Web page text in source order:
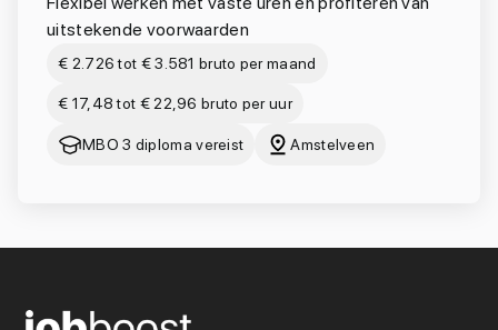
uitstekende voorwaarden
€ 2.726 tot € 3.581 bruto per maand
€ 17,48 tot € 22,96 bruto per uur
MBO 3 diploma vereist Amstelveen